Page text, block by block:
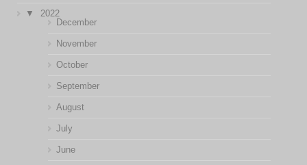
2022
December
November
October
September
August
July
June